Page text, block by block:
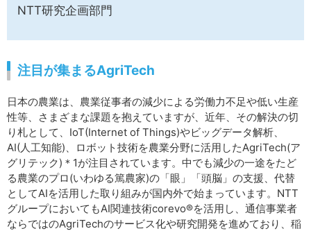
NTT研究企画部門
注目が集まるAgriTech
日本の農業は、農業従事者の減少による労働力不足や低い生産
性等、さまざまな課題を抱えていますが、近年、その解決の切
り札として、IoT(Internet of Things)やビッグデータ解析、
AI(人工知能)、ロボット技術を農業分野に活用したAgriTech(ア
グリテック)＊1が注目されています。中でも減少の一途をたど
る農業のプロ(いわゆる篤農家)の「眼」「頭脳」の支援、代替
としてAIを活用した取り組みが国内外で始まっています。NTT
グループにおいてもAI関連技術corevo®を活用し、通信事業者
ならではのAgriTechのサービス化や研究開発を進めており、稲